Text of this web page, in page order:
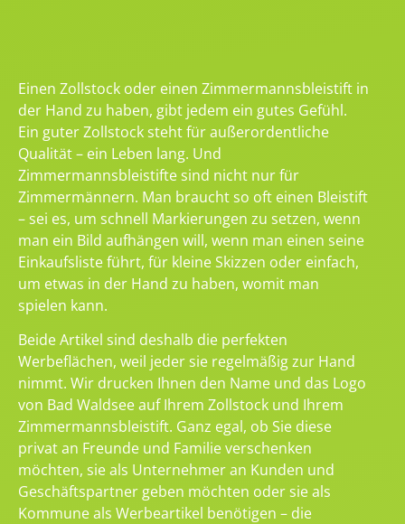
Einen Zollstock oder einen Zimmermannsbleistift in
der Hand zu haben, gibt jedem ein gutes Gefühl.
Ein guter Zollstock steht für außerordentliche
Qualität – ein Leben lang. Und
Zimmermannsbleistifte sind nicht nur für
Zimmermännern. Man braucht so oft einen Bleistift
– sei es, um schnell Markierungen zu setzen, wenn
man ein Bild aufhängen will, wenn man einen seine
Einkaufsliste führt, für kleine Skizzen oder einfach,
um etwas in der Hand zu haben, womit man
spielen kann.
Beide Artikel sind deshalb die perfekten
Werbeflächen, weil jeder sie regelmäßig zur Hand
nimmt. Wir drucken Ihnen den Name und das Logo
von Bad Waldsee auf Ihrem Zollstock und Ihrem
Zimmermannsbleistift. Ganz egal, ob Sie diese
privat an Freunde und Familie verschenken
möchten, sie als Unternehmer an Kunden und
Geschäftspartner geben möchten oder sie als
Kommune als Werbeartikel benötigen – die